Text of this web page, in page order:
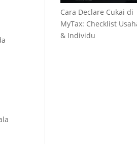
Cara Declare Cukai di
MyTax: Checklist
& Individu